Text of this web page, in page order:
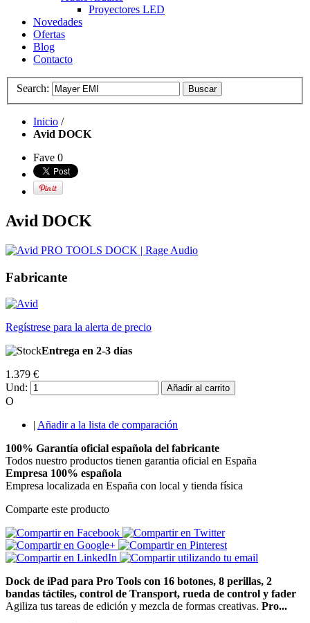
Proyectores LED
Novedades
Ofertas
Blog
Contacto
Search: Buscar
Inicio /
Avid DOCK
Fave 0
Avid DOCK
Fabricante
Regístrese para la alerta de precio
Entrega en 2-3 días
1.379 €
Und:
Añadir al carrito
O
| Añadir a la lista de comparación
100% Garantía oficial española del fabricante
Todos nuestro productos tienen garantia oficial en España
Empresa 100% española
Empresa localizada en España con local y tienda física
Comparte este producto
Dock de iPad para Pro Tools con 16 botones, 8 perillas, 2
bandas táctiles, control de Transport, rueda de control y fader
Agiliza tus tareas de edición y mezcla de formas creativas. Pro...